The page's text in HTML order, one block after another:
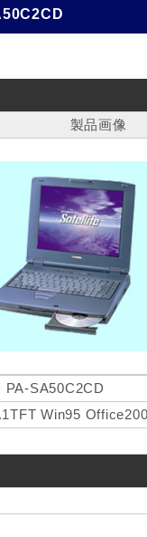
製品画像
SA50C2CD
Win95